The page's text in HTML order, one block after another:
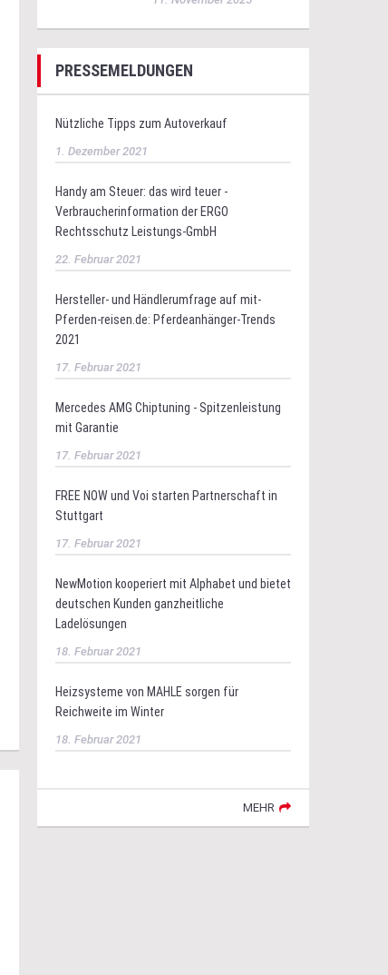
PRESSEMELDUNGEN
Nützliche Tipps zum Autoverkauf
1. Dezember 2021
Handy am Steuer: das wird teuer -
Verbraucherinformation der ERGO
Rechtsschutz Leistungs-GmbH
22. Februar 2021
Hersteller- und Händlerumfrage auf mit-
Pferden-reisen.de: Pferdeanhänger-Trends
2021
17. Februar 2021
Mercedes AMG Chiptuning - Spitzenleistung
mit Garantie
17. Februar 2021
FREE NOW und Voi starten Partnerschaft in
Stuttgart
17. Februar 2021
NewMotion kooperiert mit Alphabet und bietet
deutschen Kunden ganzheitliche
Ladelösungen
18. Februar 2021
Heizsysteme von MAHLE sorgen für
Reichweite im Winter
18. Februar 2021
MEHR